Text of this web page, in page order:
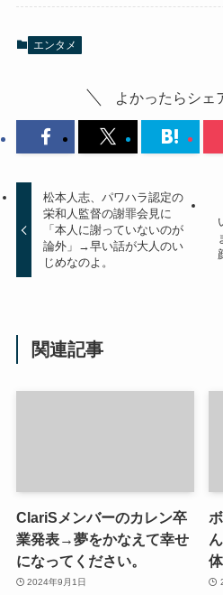
エンタメ
よかったらシェ
松本人志、パワハラ認定の
栄和人監督の謝罪会見に
「本人に謝っていないのが
論外」→早い話が大人のい
じめなのよ。
関連記事
ClariSメンバーのカレン卒
業発表→夢をかなえて幸せ
になってください。
2024年9月1日